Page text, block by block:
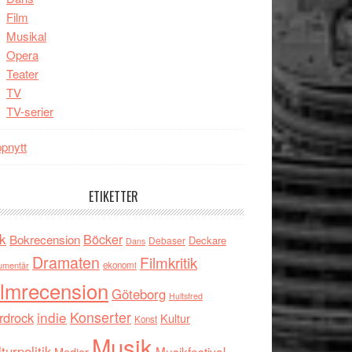
Film
Musikal
Opera
Teater
TV
TV-serier
ETIKETTER
Bokrecension Böcker Dans Debaser Deckare
Dramaten ekonomi Filmkritik
Göteborg Hultsfred
indie Konserter Konst Kultur